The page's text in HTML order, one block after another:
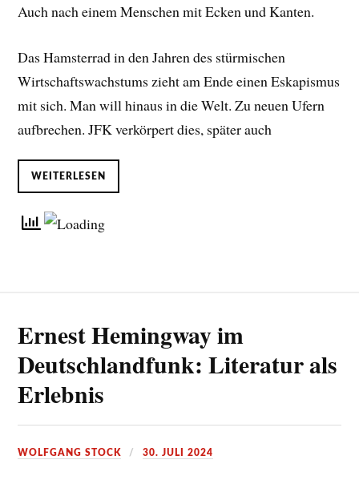
Auch nach einem Menschen mit Ecken und Kanten.
Das Hamsterrad in den Jahren des stürmischen
Wirtschaftswachstums zieht am Ende einen Eskapismus
mit sich. Man will hinaus in die Welt. Zu neuen Ufern
aufbrechen. JFK verkörpert dies, später auch
WEITERLESEN
Ernest Hemingway im
Deutschlandfunk: Literatur als
Erlebnis
WOLFGANG STOCK 30. JULI 2024